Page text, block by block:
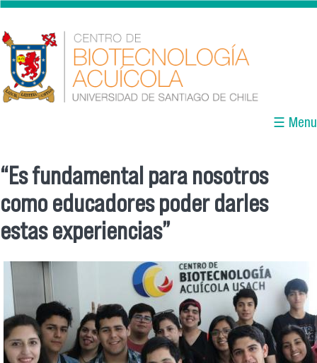
Skip to main content
☰ Menu
You are here
“Es fundamental para nosotros
como educadores poder darles
estas experiencias”